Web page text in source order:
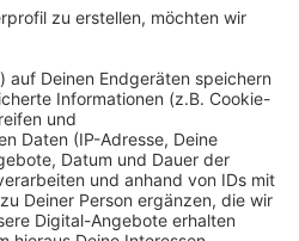
vom Damschenpfad
einbiegen. Dabei stieß er
Auto zusammen. Bei
die drei Personen im Bus und
worden. Die Beifahrerin
und musste ins